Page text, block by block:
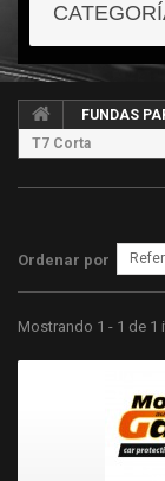
FUNDAS
T7 Corta
Ordenar por
Mostrando 1 - 1 de 1